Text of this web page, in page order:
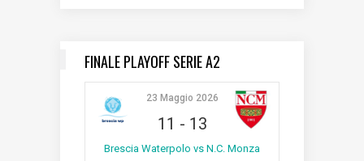
FINALE PLAYOFF SERIE A2
23 Maggio 2026
11 - 13
Brescia Waterpolo vs N.C. Monza